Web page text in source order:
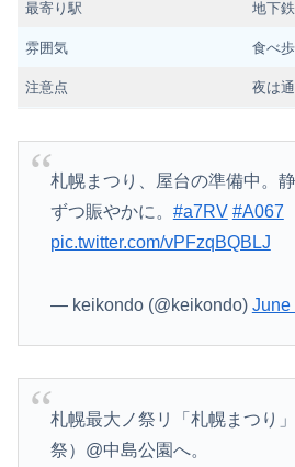
最寄り駅 地下
雰囲気 食べ
注意点 夜は
札幌まつり、屋台の準備中。
ずつ賑やかに。 #a7RV #A067
pic.twitter.com/vPFzqBQBLJ
— keikondo (@keikondo) June
札幌最大ノ祭リ「札幌まつり
祭）@中島公園へ。